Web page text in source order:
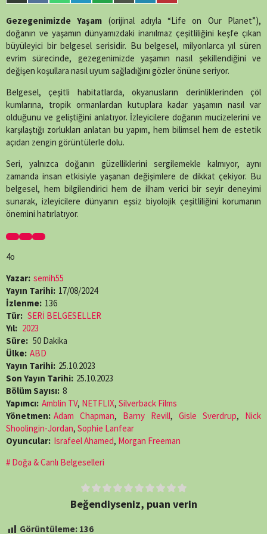
on
(Twitter)
on
Facebook
on
WhatsApp
on
Telegram
on
SMS
on
Email
on
LinkedIn
on
Pinterest
Gezegenimizde Yaşam (orijinal adıyla “Life on Our Planet”),
doğanın ve yaşamın dünyamızdaki inanılmaz çeşitliliğini keşfe çıkan
büyüleyici bir belgesel serisidir. Bu belgesel, milyonlarca yıl süren
evrim sürecinde, gezegenimizde yaşamın nasıl şekillendiğini ve
değişen koşullara nasıl uyum sağladığını gözler önüne seriyor.
Belgesel, çeşitli habitatlarda, okyanusların derinliklerinden çöl
kumlarına, tropik ormanlardan kutuplara kadar yaşamın nasıl var
olduğunu ve geliştiğini anlatıyor. İzleyicilere doğanın mucizelerini ve
karşılaştığı zorlukları anlatan bu yapım, hem bilimsel hem de estetik
açıdan zengin görüntülerle dolu.
Seri, yalnızca doğanın güzelliklerini sergilemekle kalmıyor, aynı
zamanda insan etkisiyle yaşanan değişimlere de dikkat çekiyor. Bu
belgesel, hem bilgilendirici hem de ilham verici bir seyir deneyimi
sunarak, izleyicilere dünyanın eşsiz biyolojik çeşitliliğini korumanın
önemini hatırlatıyor.
4o
Yazar: semih55
Yayın Tarihi: 17/08/2024
İzlenme: 136
Tür: SERİ BELGESELLER
Yıl: 2023
Süre: 50 Dakika
Ülke: ABD
Yayın Tarihi: 25.10.2023
Son Yayın Tarihi: 25.10.2023
Bölüm Sayısı: 8
Yapımcı: Amblin TV, NETFLIX, Silverback Films
Yönetmen: Adam Chapman, Barny Revill, Gisle Sverdrup, Nick
Shoolingin-Jordan, Sophie Lanfear
Oyuncular: Israfeel Ahamed, Morgan Freeman
Doğa & Canlı Belgeselleri
Beğendiyseniz, puan verin
Görüntüleme: 136